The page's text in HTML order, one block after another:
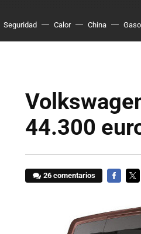
Seguridad Calor China
44.300
26 comentarios